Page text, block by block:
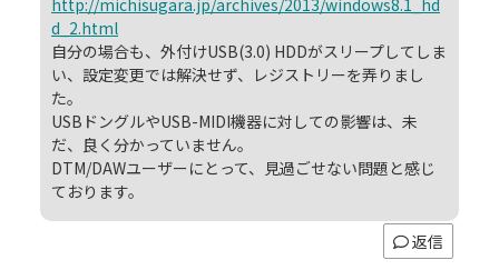
d_2.html
自分の場合も、外付けUSB(3.0) HDDがスリープしてしま
い、設定変更では解決せず、レジストリーを弄りまし
た。
USBドングルやUSB-MIDI機器に対しての影響は、未
だ、良く分かっていません。
DTM/DAWユーザーにとって、見過ごせない問題と感じ
ております。
返信